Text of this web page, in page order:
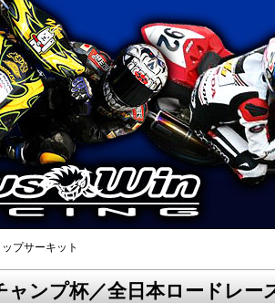
プサーキット
ャンプ杯／全日本ロードレー